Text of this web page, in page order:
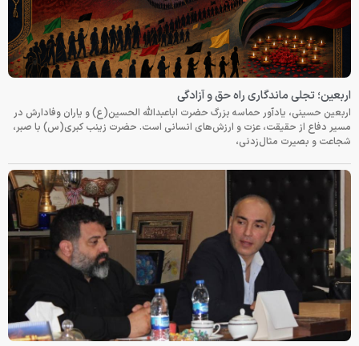
اربعین؛ تجلی ماندگاری راه حق و آزادگی
اربعین حسینی، یادآور حماسه بزرگ حضرت اباعبدالله الحسین(ع) و یاران وفادارش در
مسیر دفاع از حقیقت، عزت و ارزش‌های انسانی است. حضرت زینب کبری(س) با صبر،
شجاعت و بصیرت مثال‌زدنی،